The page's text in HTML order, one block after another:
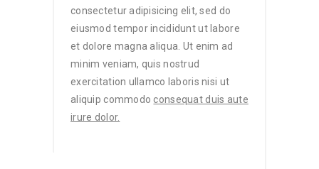
consectetur adipisicing elit, sed do
eiusmod tempor incididunt ut labore
et dolore magna aliqua. Ut enim ad
minim veniam, quis nostrud
exercitation ullamco laboris nisi ut
aliquip commodo consequat duis aute
irure dolor.